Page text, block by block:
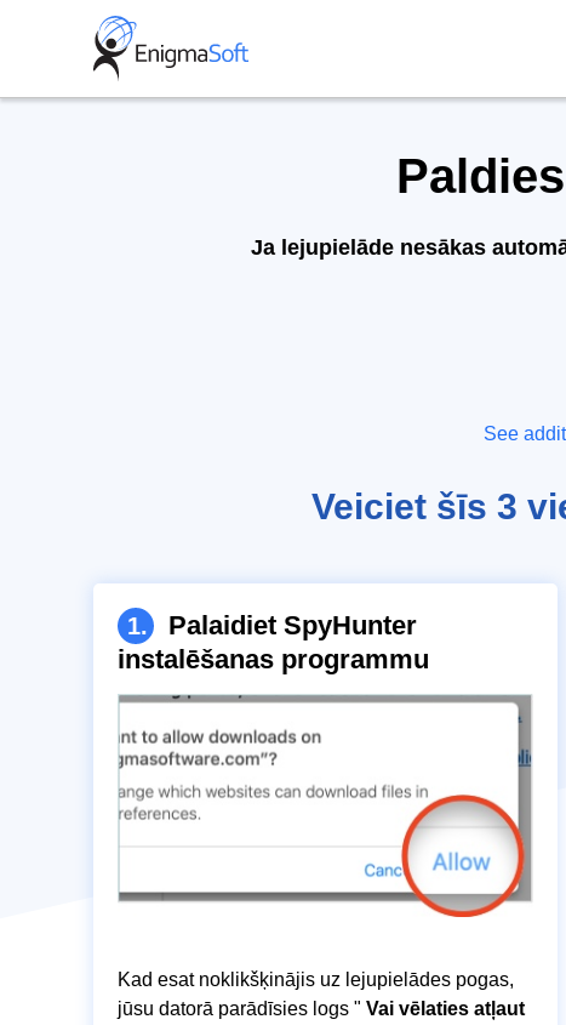
Ja lejupielāde nesākas
See
Veiciet šīs 3
1.
Palaidiet SpyHunter
instalēšanas programmu
Kad esat noklikšķinājis uz lejupielādes pogas,
jūsu datorā parādīsies logs " Vai vēlaties atļaut